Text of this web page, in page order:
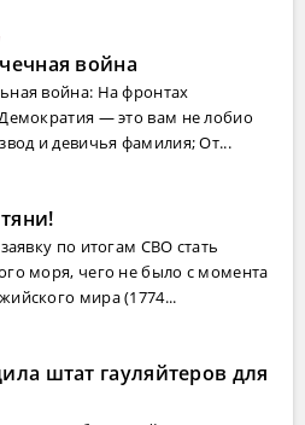
война
война: На фронтах
— это вам не лобио
и девичья фамилия; От...
по итогам СВО стать
моря, чего не было с момента
мира (1774...
штат гауляйтеров для